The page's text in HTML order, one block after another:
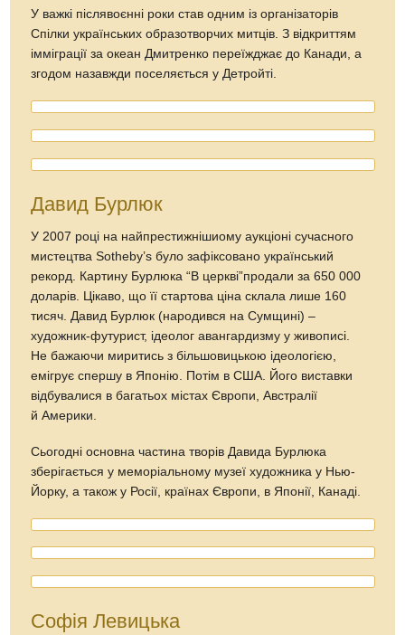
У важкі післявоєнні роки став одним із організаторів
Спілки українських образотворчих митців. З відкриттям
імміграції за океан Дмитренко переїжджає до Канади, а
згодом назавжди поселяється у Детройті.
Давид Бурлюк
У 2007 році на найпрестижнішиому аукціоні сучасного
мистецтва Sotheby’s було зафіксовано український
рекорд. Картину Бурлюка “В церкві”продали за 650 000
доларів. Цікаво, що її стартова ціна склала лише 160
тисяч. Давид Бурлюк (народився на Сумщині) –
художник-футурист, ідеолог авангардизму у живописі.
Не бажаючи миритись з більшовицькою ідеологією,
емігрує спершу в Японію. Потім в США. Його виставки
відбувалися в багатьох містах Європи, Австралії
й Америки.
Сьогодні основна частина творів Давида Бурлюка
зберігається у меморіальному музеї художника у Нью-
Йорку, а також у Росії, країнах Європи, в Японії, Канаді.
Софія Левицька